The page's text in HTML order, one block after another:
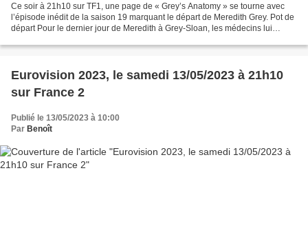
Ce soir à 21h10 sur TF1, une page de « Grey’s Anatomy » se tourne avec
l’épisode inédit de la saison 19 marquant le départ de Meredith Grey. Pot de
départ Pour le dernier jour de Meredith à Grey-Sloan, les médecins lui
Eurovision 2023, le samedi 13/05/2023 à 21h10
sur France 2
Publié le 13/05/2023 à 10:00
Par Benoît